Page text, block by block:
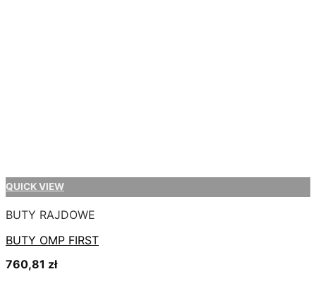
QUICK VIEW
BUTY RAJDOWE
BUTY OMP FIRST
760,81 zł